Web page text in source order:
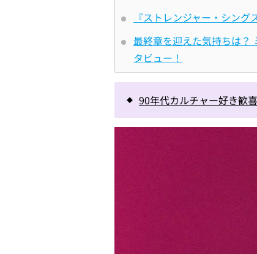
『ストレンジャー・シング
最終章を迎えた気持ちは？
タビュー！
90年代カルチャー好き歓